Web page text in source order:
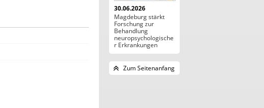
30.06.2026
Magdeburg stärkt
Forschung zur
Behandlung
neuropsychologische
r Erkrankungen
Zum Seitenanfang